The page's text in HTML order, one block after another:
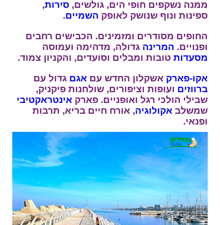
ממנה נשקפים חופי הים, גולשים, סירות,
ספינות ונוף שנושק לאופק השמיים.
החופים מסודרים ומזמינים. הכבישים רחבים
ופנויים. המרינה גדולה, מדהימה ועמוסה
מסעדות טובות ומבלים וסועדים, והקניון צמוד.
אקו-פארק אשקלון החדש עם אגם גדול עם
ברווזים ועופות וציפורים, שולחנות פיקניק,
שבילי הולכי רגל ואופניים. פארק אינטראקטיבי
שמשלב אקולוגיה, אורח חיים בריא, תרבות
ופנאי.